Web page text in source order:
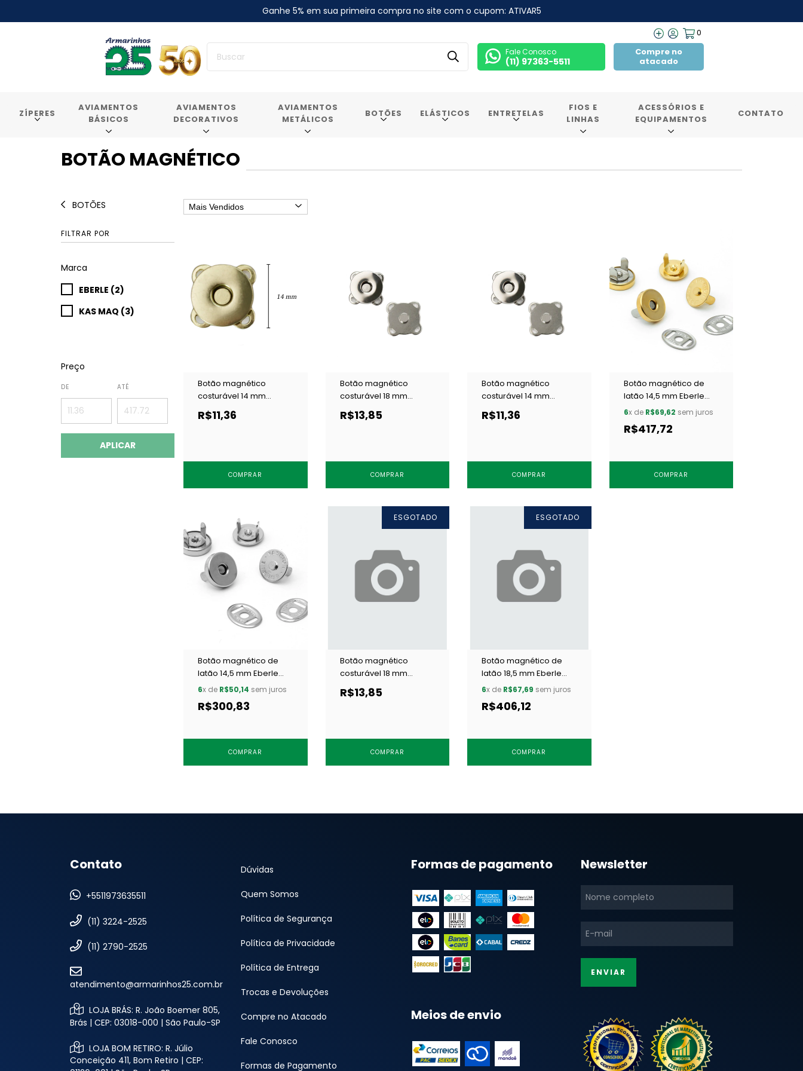
Ganhe 5% em sua primeira compra no site com o cupom: ATIVAR5
0
Fale Conosco
(11) 97363-5511
Compre no
atacado
ZÍPERES
AVIAMENTOS
BÁSICOS
AVIAMENTOS
DECORATIVOS
AVIAMENTOS
METÁLICOS
BOTÕES ELÁSTICOS ENTRETELAS
FIOS E
LINHAS
ACESSÓRIOS E
EQUIPAMENTOS
CONTATO
BOTÃO MAGNÉTICO
BOTÕES
FILTRAR POR
Marca
EBERLE (2)
KAS MAQ (3)
Preço
DE ATÉ
APLICAR
Botão magnético
costurável 14 mm
dourado Kasmaq
JX14C-D c/ 10 un
R$11,36
COMPRAR
Botão magnético
costurável 18 mm
niquelado Kasmaq
JX18C-N c/ 10 un
R$13,85
COMPRAR
Botão magnético
costurável 14 mm
niquelado Kasmaq
JX14C-N c/ 10 un
R$11,36
COMPRAR
Botão magnético de
latão 14,5 mm Eberle
BT8.145.10.L DOU c/ 100
6x de R$69,62 sem juros
R$417,72
COMPRAR
Botão magnético de
latão 14,5 mm Eberle
BT8.145.10.L NIQ c/ 100 un
6x de R$50,14 sem juros
R$300,83
COMPRAR
ESGOTADO
Botão magnético
costurável 18 mm
dourado Kasmaq
JX18C-D c/ 10 un
R$13,85
COMPRAR
ESGOTADO
Botão magnético de
latão 18,5 mm Eberle
BT8.185.10.L NIQ c/ 100 un
6x de R$67,69 sem juros
R$406,12
COMPRAR
Contato
+5511973635511
(11) 3224-2525
(11) 2790-2525
atendimento@armarinhos25.com.br
LOJA BRÁS: R. João Boemer 805,
Brás | CEP: 03018-000 | São Paulo-SP
LOJA BOM RETIRO: R. Júlio
Conceição 411, Bom Retiro | CEP:
Dúvidas
Quem Somos
Política de Segurança
Política de Privacidade
Política de Entrega
Trocas e Devoluções
Compre no Atacado
Fale Conosco
Formas de Pagamento
Formas de pagamento
Meios de envio
Newsletter